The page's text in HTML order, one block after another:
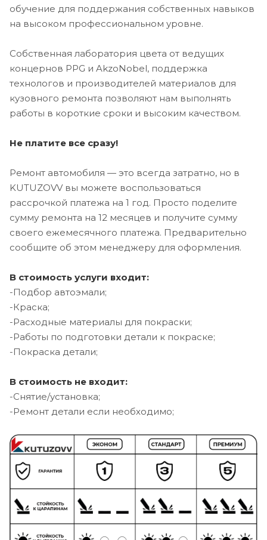
обучение для поддержания собственных навыков
на высоком профессиональном уровне.
Собственная лаборатория цвета от ведущих
концернов PPG и AkzoNobel, поддержка
технологов и производителей материалов для
кузовного ремонта позволяют нам выполнять
работы в короткие сроки и высоким качеством.
Не платите все сразу!
Ремонт автомобиля — это всегда затратно, но в
KUTUZOVV вы можете воспользоваться
рассрочкой платежа на 1 год. Просто поделите
сумму ремонта на 12 месяцев и получите сумму
своего ежемесячного платежа. Предварительно
сообщите об этом менеджеру для оформления.
В стоимость услуги входит:
-Подбор автоэмали;
-Краска;
-Расходные материалы для покраски;
-Работы по подготовки детали к покраске;
-Покраска детали;
В стоимость не входит:
-Снятие/установка;
-Ремонт детали если необходимо;